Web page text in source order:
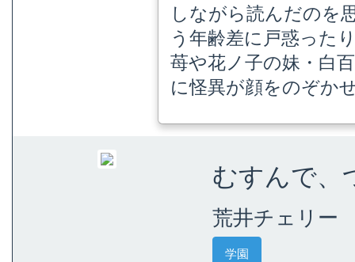
しながら読んだのを
う年齢差に戸惑った
苺や花ノ子の妹・白
に怪異が顔をのぞか
むすんで、
荒井チェリー
学園